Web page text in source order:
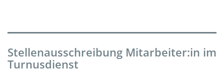
Stellenausschreibung Mitarbeiter:in im
Turnusdienst